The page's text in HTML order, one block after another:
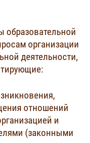
организации
деятельности,
отношений
и
(законными